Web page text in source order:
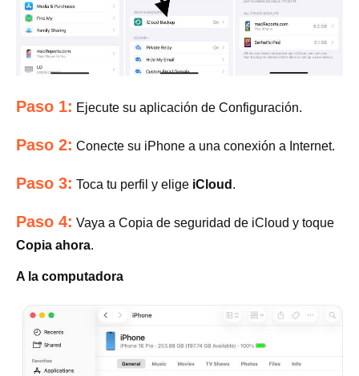
Paso 1: Ejecute su aplicación de Configuración.
Paso 2: Conecte su iPhone a una conexión a Internet.
Paso 3: Toca tu perfil y elige iCloud .
Paso 4: Vaya a Copia de seguridad de iCloud y toque
Copia ahora.
A la computadora